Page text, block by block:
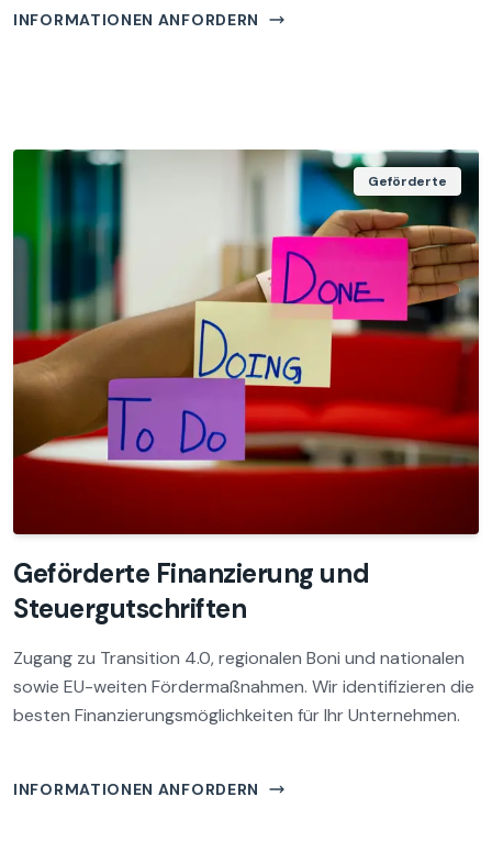
INFORMATIONEN ANFORDERN
Geförderte
Geförderte Finanzierung und
Steuergutschriften
Zugang zu Transition 4.0, regionalen Boni und nationalen
sowie EU-weiten Fördermaßnahmen. Wir identifizieren die
besten Finanzierungsmöglichkeiten für Ihr Unternehmen.
INFORMATIONEN ANFORDERN